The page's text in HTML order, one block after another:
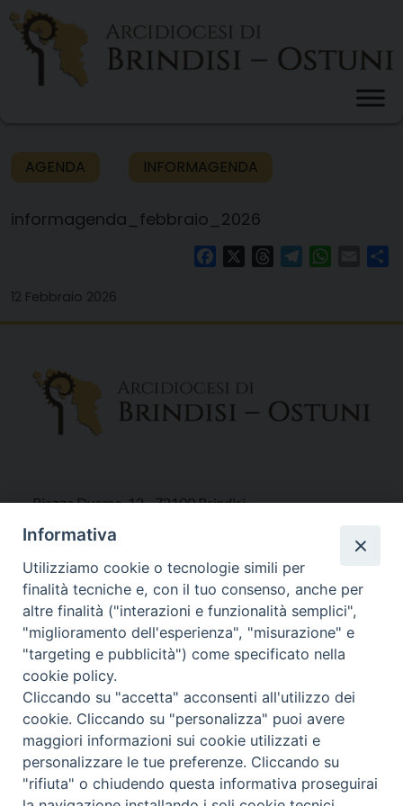
Skip
content
AGENDA INFORMAGENDA
informagenda_febbraio_2026
FacebookThreadsTelegram Email
12 Febbraio 2026
Piazza Duomo, 12 - 72100 Brindisi
Tel 0831.521958
Fax 0831.528315
Orari Curia
Mar. / Mer. / Giov. ore 9 - 13
nei mesi estivi solo Martedì ore 9 - 13
WebMail
Informativa
Utilizziamo cookie o tecnologie simili per
finalità tecniche e, con il tuo consenso, anche per
altre finalità ("interazioni e funzionalità semplici",
"miglioramento dell'esperienza", "misurazione" e
"targeting e pubblicità") come specificato nella
cookie policy.
Cliccando su "accetta" acconsenti all'utilizzo dei
cookie. Cliccando su "personalizza" puoi avere
maggiori informazioni sui cookie utilizzati e
personalizzare le tue preferenze. Cliccando su
"rifiuta" o chiudendo questa informativa proseguirai